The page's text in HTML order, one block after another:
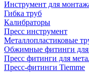
Инструмент для
Гибка труб
Калибраторы
Пресс инструмент
Металлопластиковые
Обжимные фитинги для
Пресс фитинги для
Пресс-фитинги Tiemme